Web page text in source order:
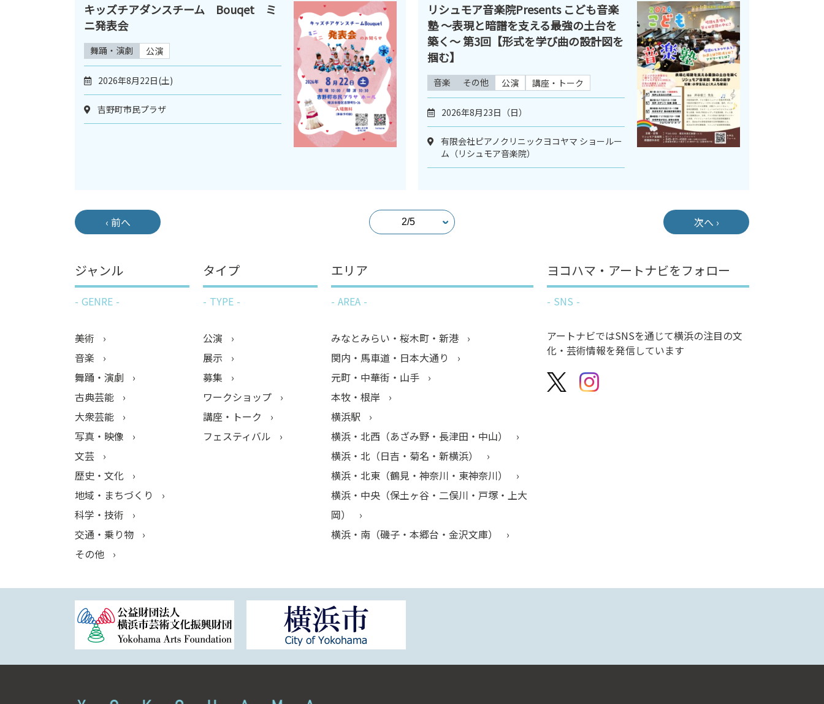
キッズチアダンスチーム Bouqet ミ
ニ発表会
舞踊・演劇 公演
2026年8月22日(土)
吉野町市民プラザ
リシュモア音楽院Presents こども音楽
塾 ～表現と暗譜を支える最強の土台を
築く～ 第3回【形式を学び曲の設計図を
掴む】
音楽 その他 公演 講座・トーク
2026年8月23日（日）
有限会社ピアノクリニックヨコヤマ ショールー
ム（リシュモア音楽院）
‹ 前へ 次へ ›
ジャンル
GENRE
美術
音楽
舞踊・演劇
古典芸能
大衆芸能
写真・映像
文芸
歴史・文化
地域・まちづくり
科学・技術
交通・乗り物
その他
タイプ
TYPE
公演
展示
募集
ワークショップ
講座・トーク
フェスティバル
エリア
AREA
みなとみらい・桜木町・新港
関内・馬車道・日本大通り
元町・中華街・山手
本牧・根岸
横浜駅
横浜・北西（あざみ野・長津田・中山）
横浜・北（日吉・菊名・新横浜）
横浜・北東（鶴見・神奈川・東神奈川）
横浜・中央（保土ヶ谷・二俣川・戸塚・上大
岡）
横浜・南（磯子・本郷台・金沢文庫）
ヨコハマ・アートナビをフォロー
SNS
アートナビではSNSを通じて横浜の注目の文
化・芸術情報を発信しています